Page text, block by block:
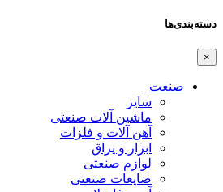
دسته‌بندی‌ها
×
صنعت
سایر
ماشین آلات صنعتی
آهن آلات و فلزات
ابزار و یراق
لوازم صنعتی
ضایعات صنعتی